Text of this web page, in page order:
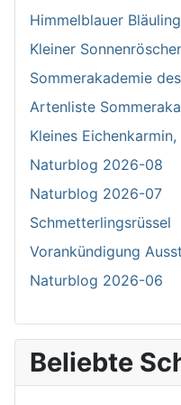
Himmelblauer
Kleiner
Sommerakademie
Artenliste
Kleines
Naturblog 2026-08
Naturblog 2026-07
Schmetterlingsrüssel
Vorankündigung
Naturblog 2026-06
Beliebte